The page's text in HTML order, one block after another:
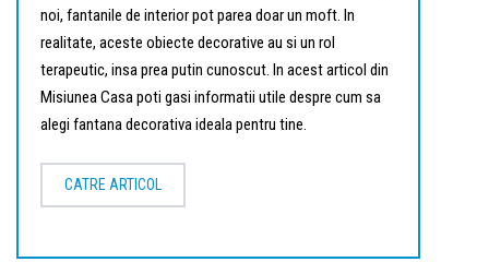
noi, fantanile de interior pot parea doar un moft. In
realitate, aceste obiecte decorative au si un rol
terapeutic, insa prea putin cunoscut. In acest articol din
Misiunea Casa poti gasi informatii utile despre cum sa
alegi fantana decorativa ideala pentru tine.
CATRE ARTICOL